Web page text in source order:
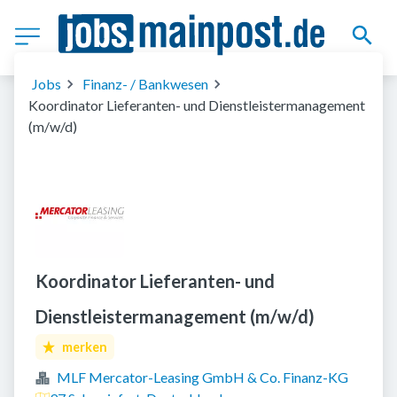
Jobs
Finanz- / Bankwesen
Koordinator Lieferanten- und Dienstleistermanagement
(m/w/d)
Koordinator Lieferanten- und
Dienstleistermanagement (m/w/d)
merken
MLF Mercator-Leasing GmbH & Co. Finanz-KG